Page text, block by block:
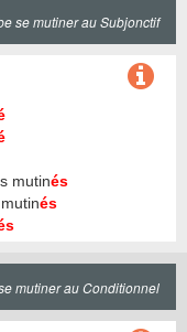
se mutiner au Subjonctif
mutinés
és
mutiner au Conditionnel